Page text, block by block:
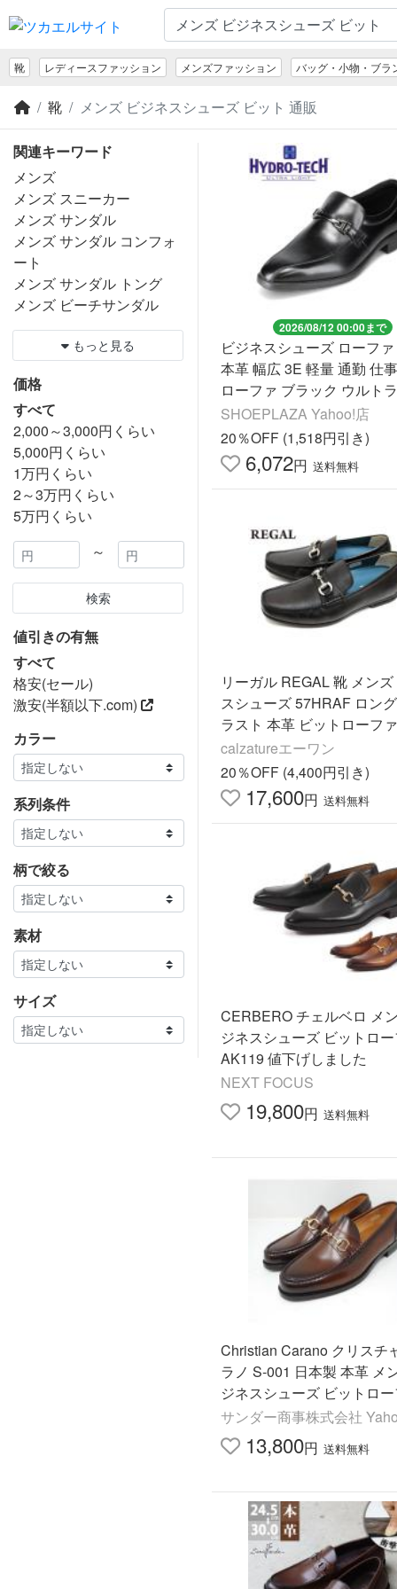
靴 レディースファッション メンズファッション バッグ・小物・ブラ
靴 メンズ ビジネスシューズ ビット 通販
関連キーワード
メンズ
メンズ スニーカー
メンズ サンダル
メンズ サンダル コンフォ
ート
メンズ サンダル トング
メンズ ビーチサンダル
もっと見る
価格
すべて
2,000～3,000円くらい
5,000円くらい
1万円くらい
2～3万円くらい
5万円くらい
～
検索
値引きの有無
すべて
格安(セール)
激安(半額以下.com)
カラー
系列条件
柄で絞る
素材
サイズ
2026/08/12 00:00まで
ビジネスシューズ ローフ
本革 幅広 3E 軽量 通勤 仕
ローファ ブラック ウルト
ハイドロテック HD1508
E
SHOEPLAZA Yahoo!店
20％OFF (1,518円引き)
6,072円 送料無料
リーガル REGAL 靴 メン
スシューズ 57HRAF ロン
ラスト 本革 ビットローフ
ック
calzatureエーワン
20％OFF (4,400円引き)
17,600円 送料無料
CERBERO チェルベロ メ
ジネスシューズ ビットロ
AK119 値下げしました
NEXT FOCUS
19,800円 送料無料
Christian Carano クリスチ
ラノ S-001 日本製 本革 メ
ジネスシューズ ビットロ
バンプ スリッポン 3E
0cm ドレス
サンダー商事株式会社
13,800円 送料無料